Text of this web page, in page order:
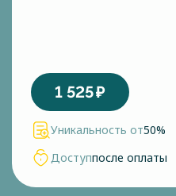
1 525₽
Уникальность от50%
Доступпосле оплаты